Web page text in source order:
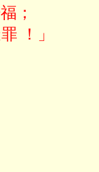
；